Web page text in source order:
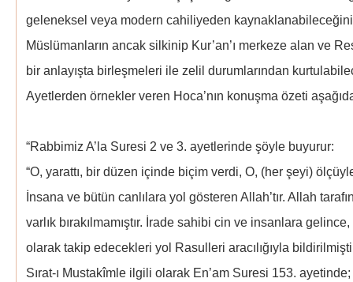
geleneksel veya modern cahiliyeden
Müslümanların ancak silkinip Kur’an’ı merkeze alan ve
bir anlayışta birleşmeleri ile zelil durumlarından
Ayetlerden örnekler veren Hoca’nın konuşma özeti
“Rabbimiz A’la Suresi 2 ve 3. ayetlerinde şöyle buyurur:
“O, yarattı, bir düzen içinde biçim verdi, O, (her şeyi)
İnsana ve bütün canlılara yol gösteren Allah’tır. Allah
varlık bırakılmamıştır. İrade sahibi cin ve insanlara
olarak takip edecekleri yol Rasulleri aracılığıyla
Sırat-ı Mustakîmle ilgili olarak En’am Suresi 153. ayetinde;